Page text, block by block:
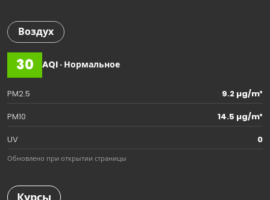
Воздух
30 AQI · Нормальное
PM2.5
9.2 µg/m³
PM10
14.5 µg/m³
UV
0
Обновлено при открытии страницы